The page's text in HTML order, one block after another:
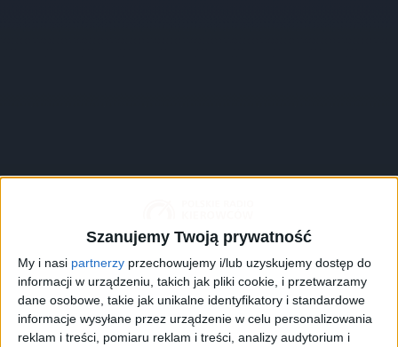
Szanujemy Twoją prywatność
My i nasi partnerzy przechowujemy i/lub uzyskujemy dostęp do
informacji w urządzeniu, takich jak pliki cookie, i przetwarzamy
dane osobowe, takie jak unikalne identyfikatory i standardowe
informacje wysyłane przez urządzenie w celu personalizowania
reklam i treści, pomiaru reklam i treści, analizy audytorium i
Zdjęcie ilustracyjneFoto:Syda Productions/shutterstock